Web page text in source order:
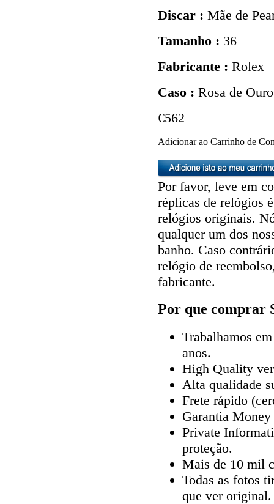
Discar : Mãe de
Tamanho : 36
Fabricante : Rolex
Caso : Rosa de Ouro
€562
Adicionar ao Carrinho de
Por favor, leve em
réplicas de relógios
relógios originais.
qualquer um dos
banho. Caso
relógio de
fabricante.
Por que comprar
Trabalhamos
anos.
High Quality
Alta qualidade
Frete rápido
Garantia
Private
proteção.
Mais de 10 mil
Todas as fotos
que ver original.